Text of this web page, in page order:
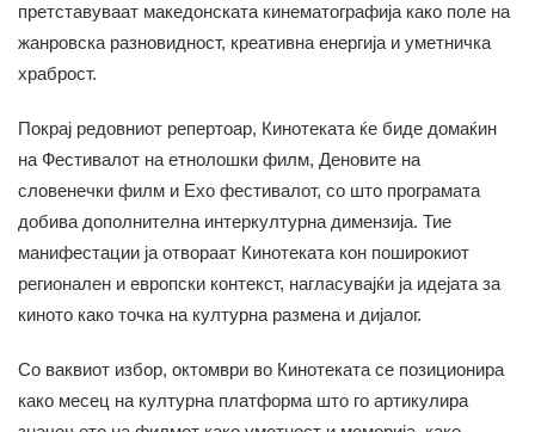
претставуваат македонската кинематографија како поле на
жанровска разновидност, креативна енергија и уметничка
храброст.
Покрај редовниот репертоар, Кинотеката ќе биде домаќин
на Фестивалот на етнолошки филм, Деновите на
словенечки филм и Ехо фестивалот, со што програмата
добива дополнителна интеркултурна димензија. Тие
манифестации ја отвораат Кинотеката кон поширокиот
регионален и европски контекст, нагласувајќи ја идејата за
киното како точка на културна размена и дијалог.
Со ваквиот избор, октомври во Кинотеката се позиционира
како месец на културна платформа што го артикулира